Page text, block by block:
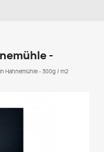
-
Hahnemühle - 300g / m2